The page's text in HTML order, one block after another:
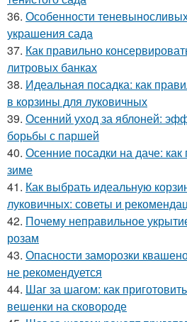
36. Особенности
украшения сада
37. Как правильно
литровых банках
38. Идеальная посадка: как
в корзины для луковичных
39. Осенний уход за яблоней:
борьбы с паршей
40. Осенние посадки на даче: как
зиме
41. Как выбрать идеальную
луковичных: советы и
42. Почему неправильное
розам
43. Опасности заморозки
не рекомендуется
44. Шаг за шагом: как
вешенки на сковороде